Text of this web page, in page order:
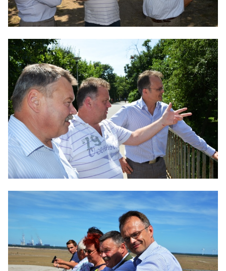
BILDUNG
IDENTITÄT
PRAKTIKUM
LINKS